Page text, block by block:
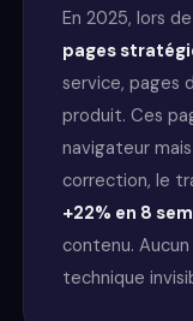
En 2025, lors
pages
service, pages
produit. Ces
navigateur
correction, le
+22% en 8
contenu.
technique